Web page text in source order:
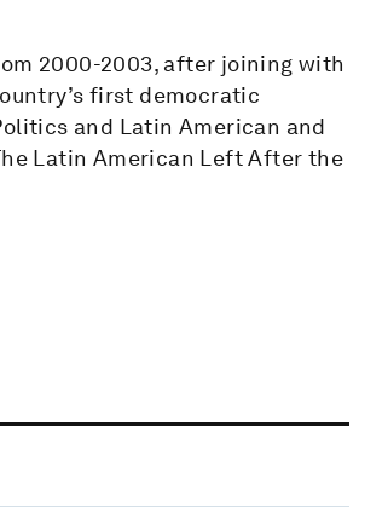
2000-2003, after joining with
first democratic
and Latin American and
Latin American Left After the